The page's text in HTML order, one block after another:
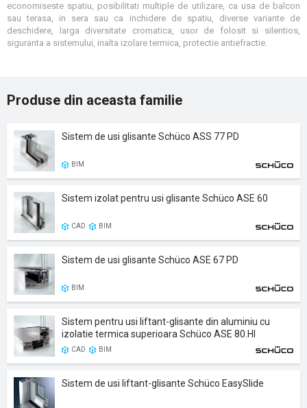
economiseste spatiu, posibilitati multiple de utilizare, ca usa de balcon
sau terasa, in sera sau ca inchidere de spatiu, diverse variante de
deschidere, larga diversitate cromatica, usor de folosit si silentios,
siguranta a sistemului, inalta izolare termica, protectie antiefractie.
Produse din aceasta familie
Sistem de usi glisante Schüco ASS 77 PD
BIM
Sistem izolat pentru usi glisante Schüco ASE 60
CAD BIM
Sistem de usi glisante Schüco ASE 67 PD
BIM
Sistem pentru usi liftant-glisante din aluminiu cu
izolatie termica superioara Schüco ASE 80.HI
CAD BIM
Sistem de usi liftant-glisante Schüco EasySlide